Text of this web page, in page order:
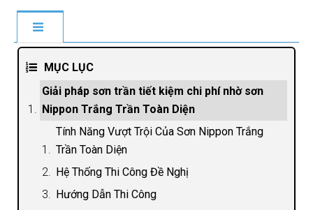
MỤC LỤC
Giải pháp sơn trần tiết kiệm chi phí nhờ sơn
Nippon Trắng Trần Toàn Diện
Tính Năng Vượt Trội Của Sơn Nippon Trắng
Trần Toàn Diện
Hệ Thống Thi Công Đề Nghị
Hướng Dẫn Thi Công